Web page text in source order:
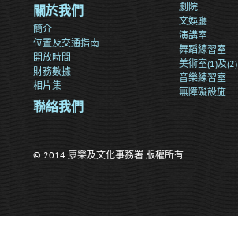
關於我們
簡介
位置及交通指南
開放時間
財務數據
相片集
聯絡我們
劇院
文娛廳
演講室
舞蹈練習室
美術室(1)及(2)
音樂練習室
無障礙設施
© 2014 康樂及文化事務署 版權所有